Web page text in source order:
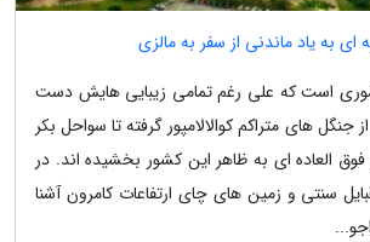
ای به یاد ماندنی از سفر به مالزی
است که علی رغم تمامی زیبایی هایش دست
های متراکم کوالالامپور گرفته تا سواحل بکر
فوق العاده ای به ظاهر این کشور بخشیده اند. در
سنتی و زمین های چای ارتفاعات کامرون آشنا